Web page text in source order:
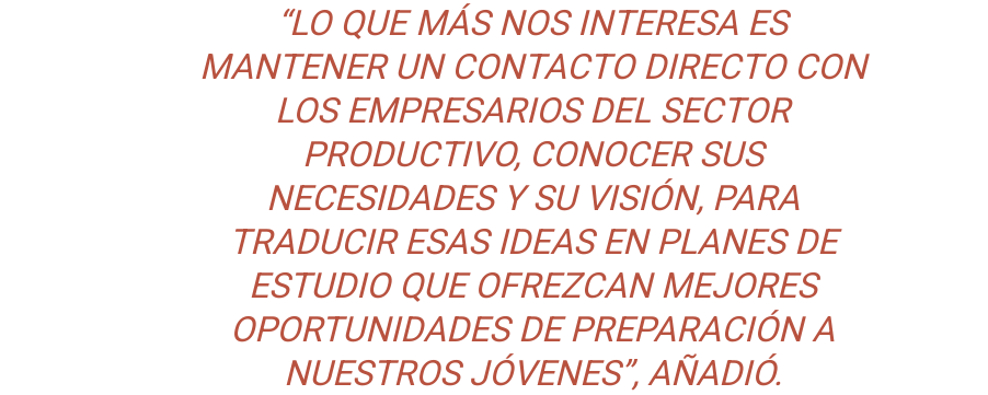
“LO QUE MÁS NOS INTERESA ES
MANTENER UN CONTACTO DIRECTO CON
LOS EMPRESARIOS DEL SECTOR
PRODUCTIVO, CONOCER SUS
NECESIDADES Y SU VISIÓN, PARA
TRADUCIR ESAS IDEAS EN PLANES DE
ESTUDIO QUE OFREZCAN MEJORES
OPORTUNIDADES DE PREPARACIÓN A
NUESTROS JÓVENES”, AÑADIÓ.